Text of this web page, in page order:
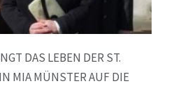
DAS LEBEN DER ST.
MIA MÜNSTER AUF DIE